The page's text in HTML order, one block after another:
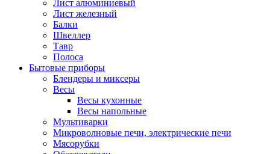
Лист алюминиевый
Лист железный
Балки
Швеллер
Тавр
Полоса
Бытовые приборы
Блендеры и миксеры
Весы
Весы кухонные
Весы напольные
Мультиварки
Микроволновые печи, электрические печи
Мясорубки